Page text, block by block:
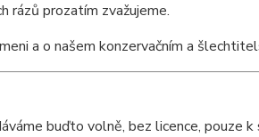
rázů prozatím zvažujeme.
a o našem konzervačním a
buďto volně, bez licence, pouze